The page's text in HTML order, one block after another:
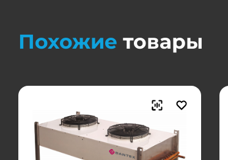
Похожие товары